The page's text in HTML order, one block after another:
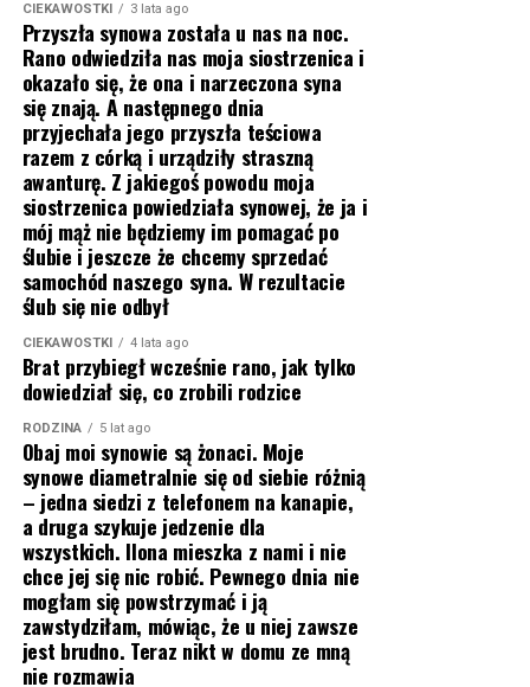
CIEKAWOSTKI 3 lata ago
Przyszła synowa została u nas na noc.
Rano odwiedziła nas moja siostrzenica i
okazało się, że ona i narzeczona syna
się znają. A następnego dnia
przyjechała jego przyszła teściowa
razem z córką i urządziły straszną
awanturę. Z jakiegoś powodu moja
siostrzenica powiedziała synowej, że ja i
mój mąż nie będziemy im pomagać po
ślubie i jeszcze że chcemy sprzedać
samochód naszego syna. W rezultacie
ślub się nie odbył
CIEKAWOSTKI 4 lata ago
Brat przybiegł wcześnie rano, jak tylko
dowiedział się, co zrobili rodzice
RODZINA 5 lat ago
Obaj moi synowie są żonaci. Moje
synowe diametralnie się od siebie różnią
– jedna siedzi z telefonem na kanapie,
a druga szykuje jedzenie dla
wszystkich. Ilona mieszka z nami i nie
chce jej się nic robić. Pewnego dnia nie
mogłam się powstrzymać i ją
zawstydziłam, mówiąc, że u niej zawsze
jest brudno. Teraz nikt w domu ze mną
nie rozmawia